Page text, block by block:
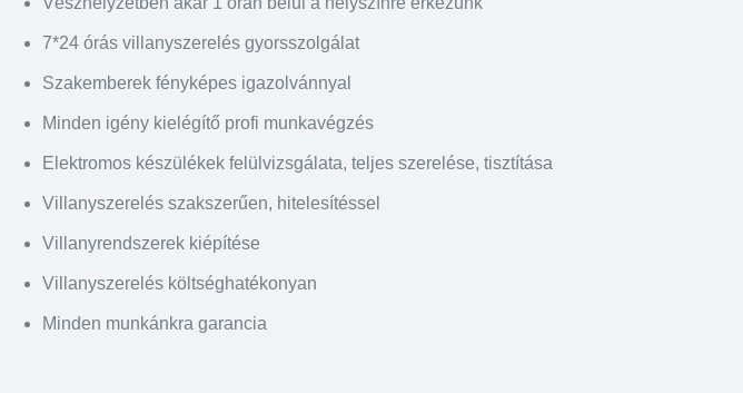
7*24 órás villanyszerelés gyorsszolgálat
Szakemberek fényképes igazolvánnyal
Minden igény kielégítő profi munkavégzés
Elektromos készülékek felülvizsgálata, teljes szerelése, tisztítása
Villanyszerelés szakszerűen, hitelesítéssel
Villanyrendszerek kiépítése
Villanyszerelés költséghatékonyan
Minden munkánkra garancia